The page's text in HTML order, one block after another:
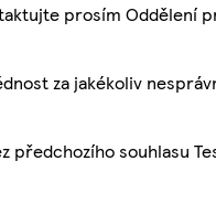
prosím Oddělení
za jakékoliv
předchozího souhlasu